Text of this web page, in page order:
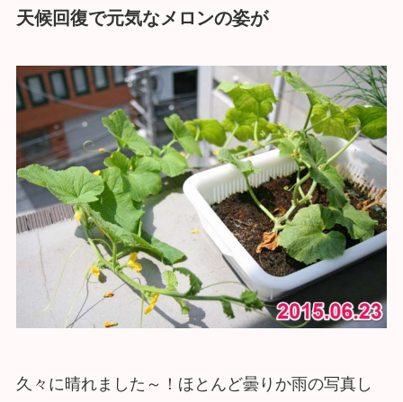
天候回復で元気なメロンの姿が
久々に晴れました～！ほとんど曇りか雨の写真し